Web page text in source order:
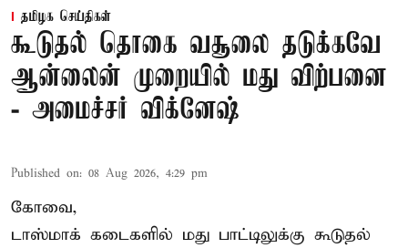
தமிழக செய்திகள்
கூடுதல் தொகை வசூலை தடுக்கவே
ஆன்லைன் முறையில் மது விற்பனை
- அமைச்சர் விக்னேஷ்
Published on: 08 Aug 2026, 4:29 pm
கோவை,
டாஸ்மாக் கடைகளில் மது பாட்டிலுக்கு கூடுதல்